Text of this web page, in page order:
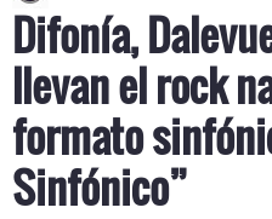
Difonía,
llevan el rock
formato
Sinfónico”